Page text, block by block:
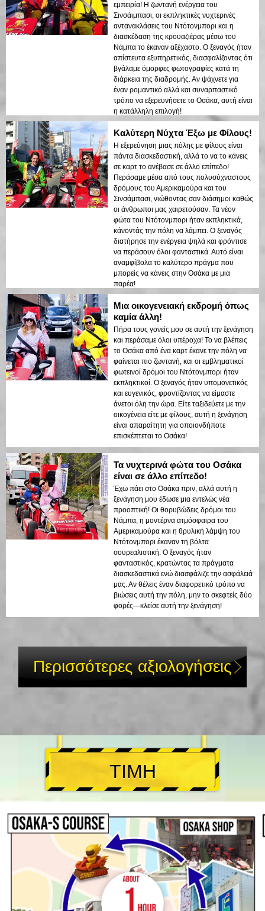
εμπειρία! Η ζωντανή ενέργεια του
Σινσάιμπασι, οι εκπληκτικές νυχτερινές
αντανακλάσεις του Ντότονμπορι και η
διασκέδαση της κρουαζιέρας μέσω του
Νάμπα το έκαναν αξέχαστο. Ο ξεναγός ήταν
απίστευτα εξυπηρετικός, διασφαλίζοντας ότι
βγάλαμε όμορφες φωτογραφίες κατά τη
διάρκεια της διαδρομής. Αν ψάχνετε για
έναν ρομαντικό αλλά και συναρπαστικό
τρόπο να εξερευνήσετε το Οσάκα, αυτή είναι
η κατάλληλη επιλογή!
Καλύτερη Νύχτα Έξω με Φίλους!
Η εξερεύνηση μιας πόλης με φίλους είναι
πάντα διασκεδαστική, αλλά το να το κάνεις
σε καρτ το ανέβασε σε άλλο επίπεδο!
Περάσαμε μέσα από τους πολυσύχναστους
δρόμους του Αμερικαμούρα και του
Σινσάμπασι, νιώθοντας σαν διάσημοι καθώς
οι άνθρωποι μας χαιρετούσαν. Τα νέον
φώτα του Ντότονμπορι ήταν εκπληκτικά,
κάνοντάς την πόλη να λάμπει. Ο ξεναγός
διατήρησε την ενέργεια ψηλά και φρόντισε
να περάσουν όλοι φανταστικά. Αυτό είναι
αναμφίβολα το καλύτερο πράγμα που
μπορείς να κάνεις στην Οσάκα με μια
παρέα!
Μια οικογενειακή εκδρομή όπως
καμία άλλη!
Πήρα τους γονείς μου σε αυτή την ξενάγηση
και περάσαμε όλοι υπέροχα! Το να βλέπεις
το Οσάκα από ένα καρτ έκανε την πόλη να
φαίνεται πιο ζωντανή, και οι εμβληματικοί
φωτεινοί δρόμοι του Ντότονμπορι ήταν
εκπληκτικοί. Ο ξεναγός ήταν υπομονετικός
και ευγενικός, φροντίζοντας να είμαστε
άνετοι όλη την ώρα. Είτε ταξιδεύετε με την
οικογένεια είτε με φίλους, αυτή η ξενάγηση
είναι απαραίτητη για οποιονδήποτε
επισκέπτεται το Οσάκα!
Τα νυχτερινά φώτα του Οσάκα
είναι σε άλλο επίπεδο!
Έχω πάει στο Οσάκα πριν, αλλά αυτή η
ξενάγηση μου έδωσε μια εντελώς νέα
προοπτική! Οι θορυβώδεις δρόμοι του
Νάμπα, η μοντέρνα ατμόσφαιρα του
Αμερικαμούρα και η θρυλική λάμψη του
Ντότονμπορι έκαναν τη βόλτα
σουρεαλιστική. Ο ξεναγός ήταν
φανταστικός, κρατώντας τα πράγματα
διασκεδαστικά ενώ διασφάλιζε την ασφάλειά
μας. Αν θέλεις έναν διαφορετικό τρόπο να
βιώσεις αυτή την πόλη, μην το σκεφτείς δύο
φορές—κλείσε αυτή την ξενάγηση!
Περισσότερες αξιολογήσεις
ΤΙΜΗ